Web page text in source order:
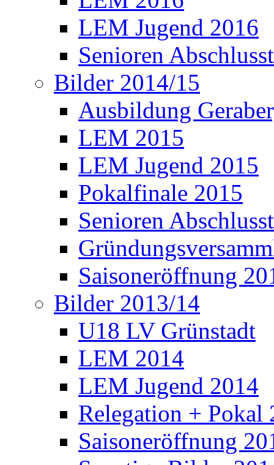
LEM Jugend 2016
Senioren
Bilder 2014/15
Ausbildung
LEM 2015
LEM Jugend 2015
Pokalfinale 2015
Senioren
Saisoneröffnung
Bilder 2013/14
U18 LV Grünstadt
LEM 2014
LEM Jugend 2014
Relegation + Pokal
Saisoneröffnung